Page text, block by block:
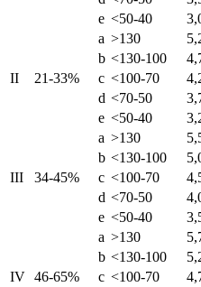
e <50-40
II 21-33%
a >130
b <130-100
c <100-70
d <70-50
e <50-40
III 34-45%
a >130
b <130-100
c <100-70
d <70-50
e <50-40
IV 46-65%
a >130
b <130-100
c <100-70